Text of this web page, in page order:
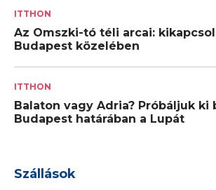
ITTHON
Az Omszki-tó téli arcai:
Budapest közelében
ITTHON
Balaton vagy Adria? Próbáljuk ki
Budapest határában a Lupát
Szállások